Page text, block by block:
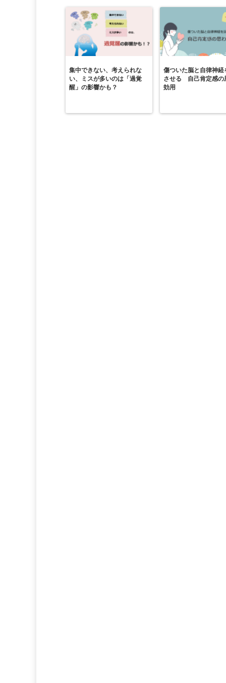
集中できない、考えられな
い、ミスが多いのは「過覚
醒」の影響かも？
傷ついた脳と自律神経
させる 自己肯定感の
効用